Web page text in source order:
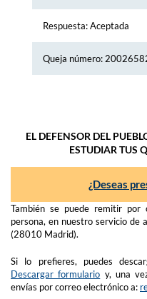
Respuesta: Aceptada
Queja número:
EL DEFENSOR DEL
ESTUDIAR TUS
¿Deseas
También se puede remitir
persona, en nuestro servicio de
(28010 Madrid).
Si lo prefieres, puedes
Descargar formulario y, una
envías por correo electrónico a: